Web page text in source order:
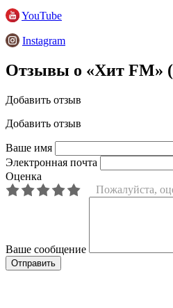
YouTube
Instagram
Отзывы о «Хит FM»
Добавить отзыв
Добавить отзыв
Ваше имя
Электронная почта
Оценка
Пожалуйста,
Ваше сообщение